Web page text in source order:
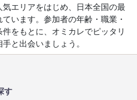
エリアをはじめ、日本全国の最
います。参加者の年齢・職業・
をもとに、オミカレでピッタリ
と出会いましょう。
す